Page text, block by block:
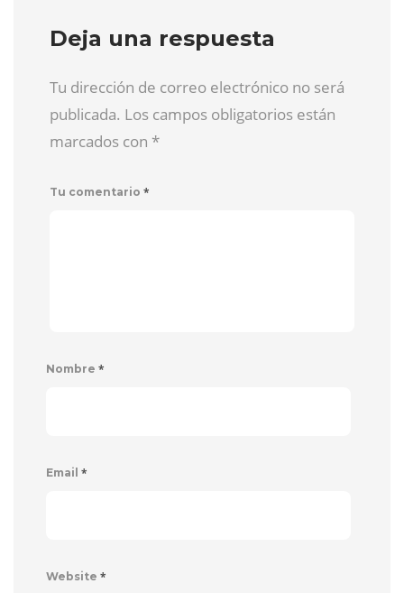
Deja una respuesta
Tu dirección de correo electrónico no será
publicada. Los campos obligatorios están
marcados con *
Tu comentario *
Nombre *
Email *
Website *